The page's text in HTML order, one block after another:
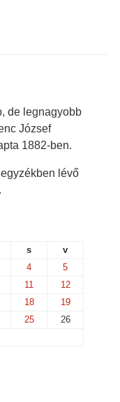
de legnagyobb
József
1882-ben.
lévő
s
v
4
5
11
12
18
19
25
26